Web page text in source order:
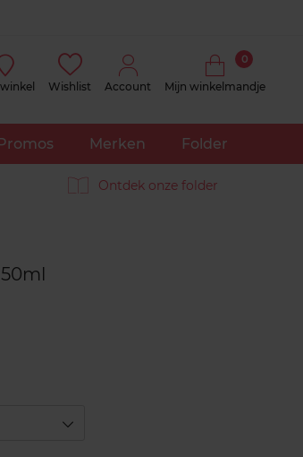
Wishlist Account Mijn winkelmandje
0
Merken Folder
Ontdek onze folder